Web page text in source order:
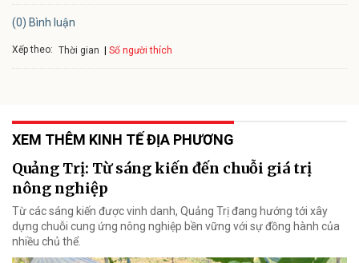
(0) Bình luận
Xếp theo: Thời gian Số người thích
XEM THÊM KINH TẾ ĐỊA PHƯƠNG
Quảng Trị: Từ sáng kiến đến chuỗi giá trị
nông nghiệp
Từ các sáng kiến được vinh danh, Quảng Trị đang hướng tới xây
dựng chuỗi cung ứng nông nghiệp bền vững với sự đồng hành của
nhiều chủ thể.